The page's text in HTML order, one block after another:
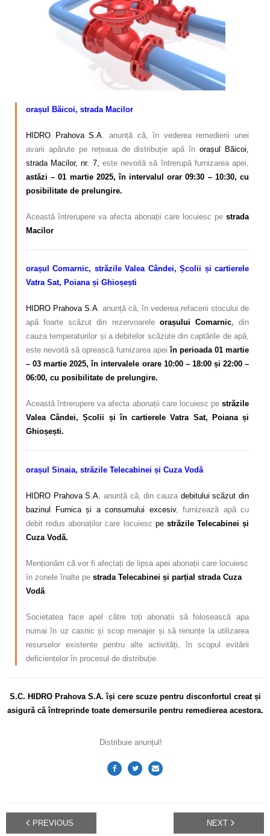
Calitatea apei
Comunicare
orașul Băicoi, strada Macilor
HIDRO Prahova S.A . anunță că, în vederea remedierii unei
avarii apărute pe rețeaua de distribuție apă înorașul Băicoi,
strada Macilor, nr. 7, este nevoită să întrerupă furnizarea apei,
astăzi – 01 martie 2025, în intervalul orar 09:30 – 10:30, cu
posibilitate de prelungire.
Această întrerupere va afecta abonații care locuiesc pe strada
Macilor
orașul Comarnic, străzile Valea Cândei, Școlii și cartierele
Vatra Sat, Poiana și Ghioșești
HIDRO Prahova S.A. anunță că, în vederea refacerii stocului de
apă foarte scăzut din rezervoarele orașului Comarnic,din
cauza temperaturilor și a debitelor scăzute din captările de apă,
este nevoită să oprească furnizarea apeiîn perioada 01 martie
– 03 martie2025, în intervalele orare 10:00 – 18:00 și 22:00 –
06:00, cu posibilitate de prelungire.
Această întrerupere va afecta abonații care locuiesc pe străzile
Valea Cândei, Școlii șiîn cartierele Vatra Sat, Poiana și
Ghioșești.
orașul Sinaia, străzile Telecabinei și Cuza Vodă
HIDRO Prahova S.A. anunță că, din cauza debitului scăzut din
bazinul Furnica și a consumului excesiv, furnizează apă cu
debit redus abonaților care locuiesc pe străzile Telecabinei și
Cuza Vodă.
Menționăm că vor fi afectați de lipsa apei abonații care locuiesc
în zonele înalte pe strada Telecabinei și parțial strada Cuza
Vodă
Societatea face apel către toți abonații să folosească apa
numai în uz casnic și scop menajer și să renunțe la utilizarea
resurselor existente pentru alte activități, în scopul evitării
deficiențelor în procesul de distribuție.
S.C. HIDRO Prahova S.A. își cere scuze pentru disconfortul creat și
asigură că întreprinde toate demersurile pentru remedierea acestora.
Distribuie anunțul!
PREVIOUS NEXT